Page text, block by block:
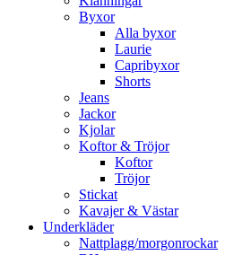
Byxor
Alla byxor
Laurie
Capribyxor
Shorts
Jeans
Jackor
Kjolar
Koftor & Tröjor
Koftor
Tröjor
Stickat
Kavajer & Västar
Underkläder
Nattplagg/morgonrockar